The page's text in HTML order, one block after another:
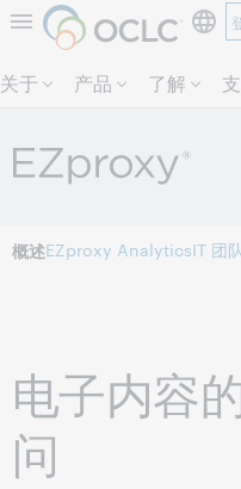
跳过
关于 产品 了解
概述EZproxy AnalyticsIT 团队
电子内容
问